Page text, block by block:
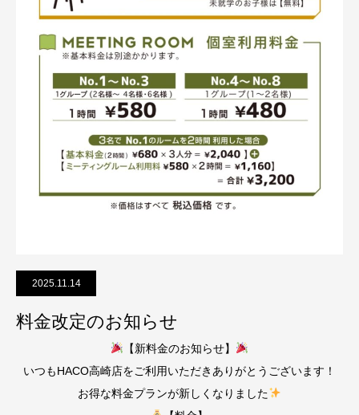
2025.11.14
料金改定のお知らせ
【新料金のお知らせ】
いつもHACO高崎店をご利用いただきありがとうございます！
お得な料金プランが新しくなりました